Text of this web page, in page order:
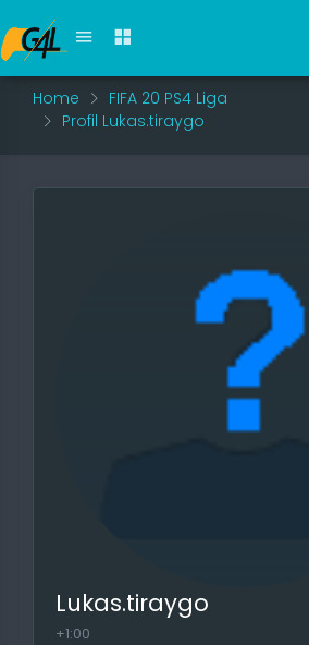
Home
FIFA 20 PS4 Liga
Profil Lukas.tiraygo
Lukas.tiraygo
+1:00